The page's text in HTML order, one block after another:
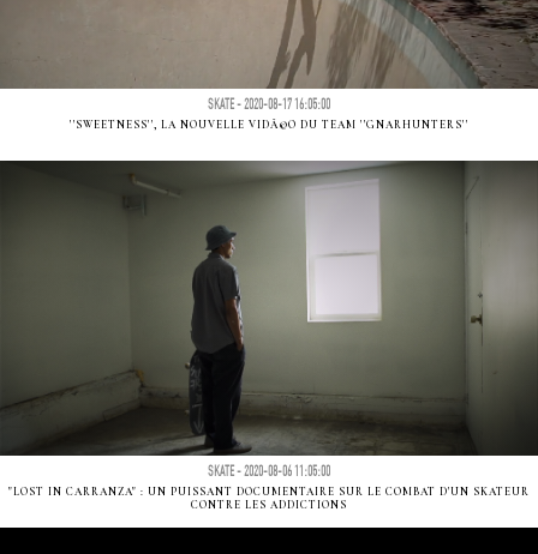
SKATE - 2020-08-17 16:05:00
''SWEETNESS'', LA NOUVELLE VIDÃ©O DU TEAM ''GNARHUNTERS''
SKATE - 2020-08-06 11:05:00
"LOST IN CARRANZA" : UN PUISSANT DOCUMENTAIRE SUR LE COMBAT D'UN SKATEUR
CONTRE LES ADDICTIONS